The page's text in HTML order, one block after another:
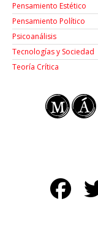
Pensamiento Estético
Pensamiento Político
Psicoanálisis
Tecnologías y Sociedad
Teoría Crítica